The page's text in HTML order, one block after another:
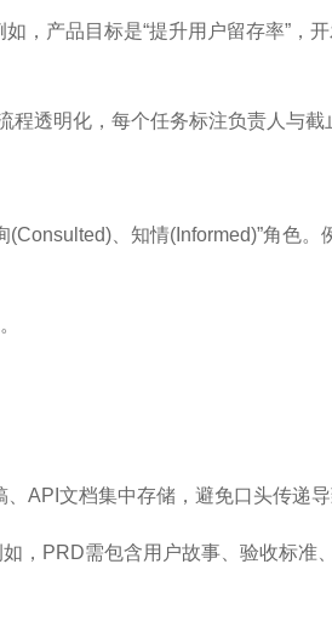
，产品目标是“提升用户留存率”，开
程透明化，每个任务标注负责人与截
、知情(Informed)”角色。
API文档集中存储，避免口头传递导
，PRD需包含用户故事、验收标准